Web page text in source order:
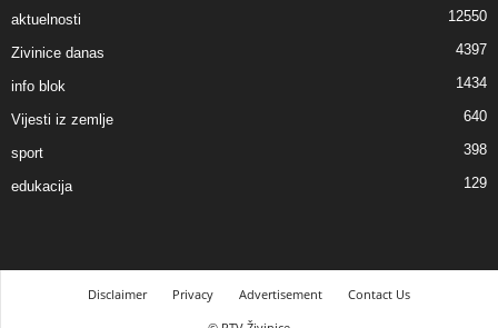
aktuelnosti 12550
Zivinice danas 4397
info blok 1434
Vijesti iz zemlje 640
sport 398
edukacija 129
Disclaimer Privacy Advertisement
Contact Us